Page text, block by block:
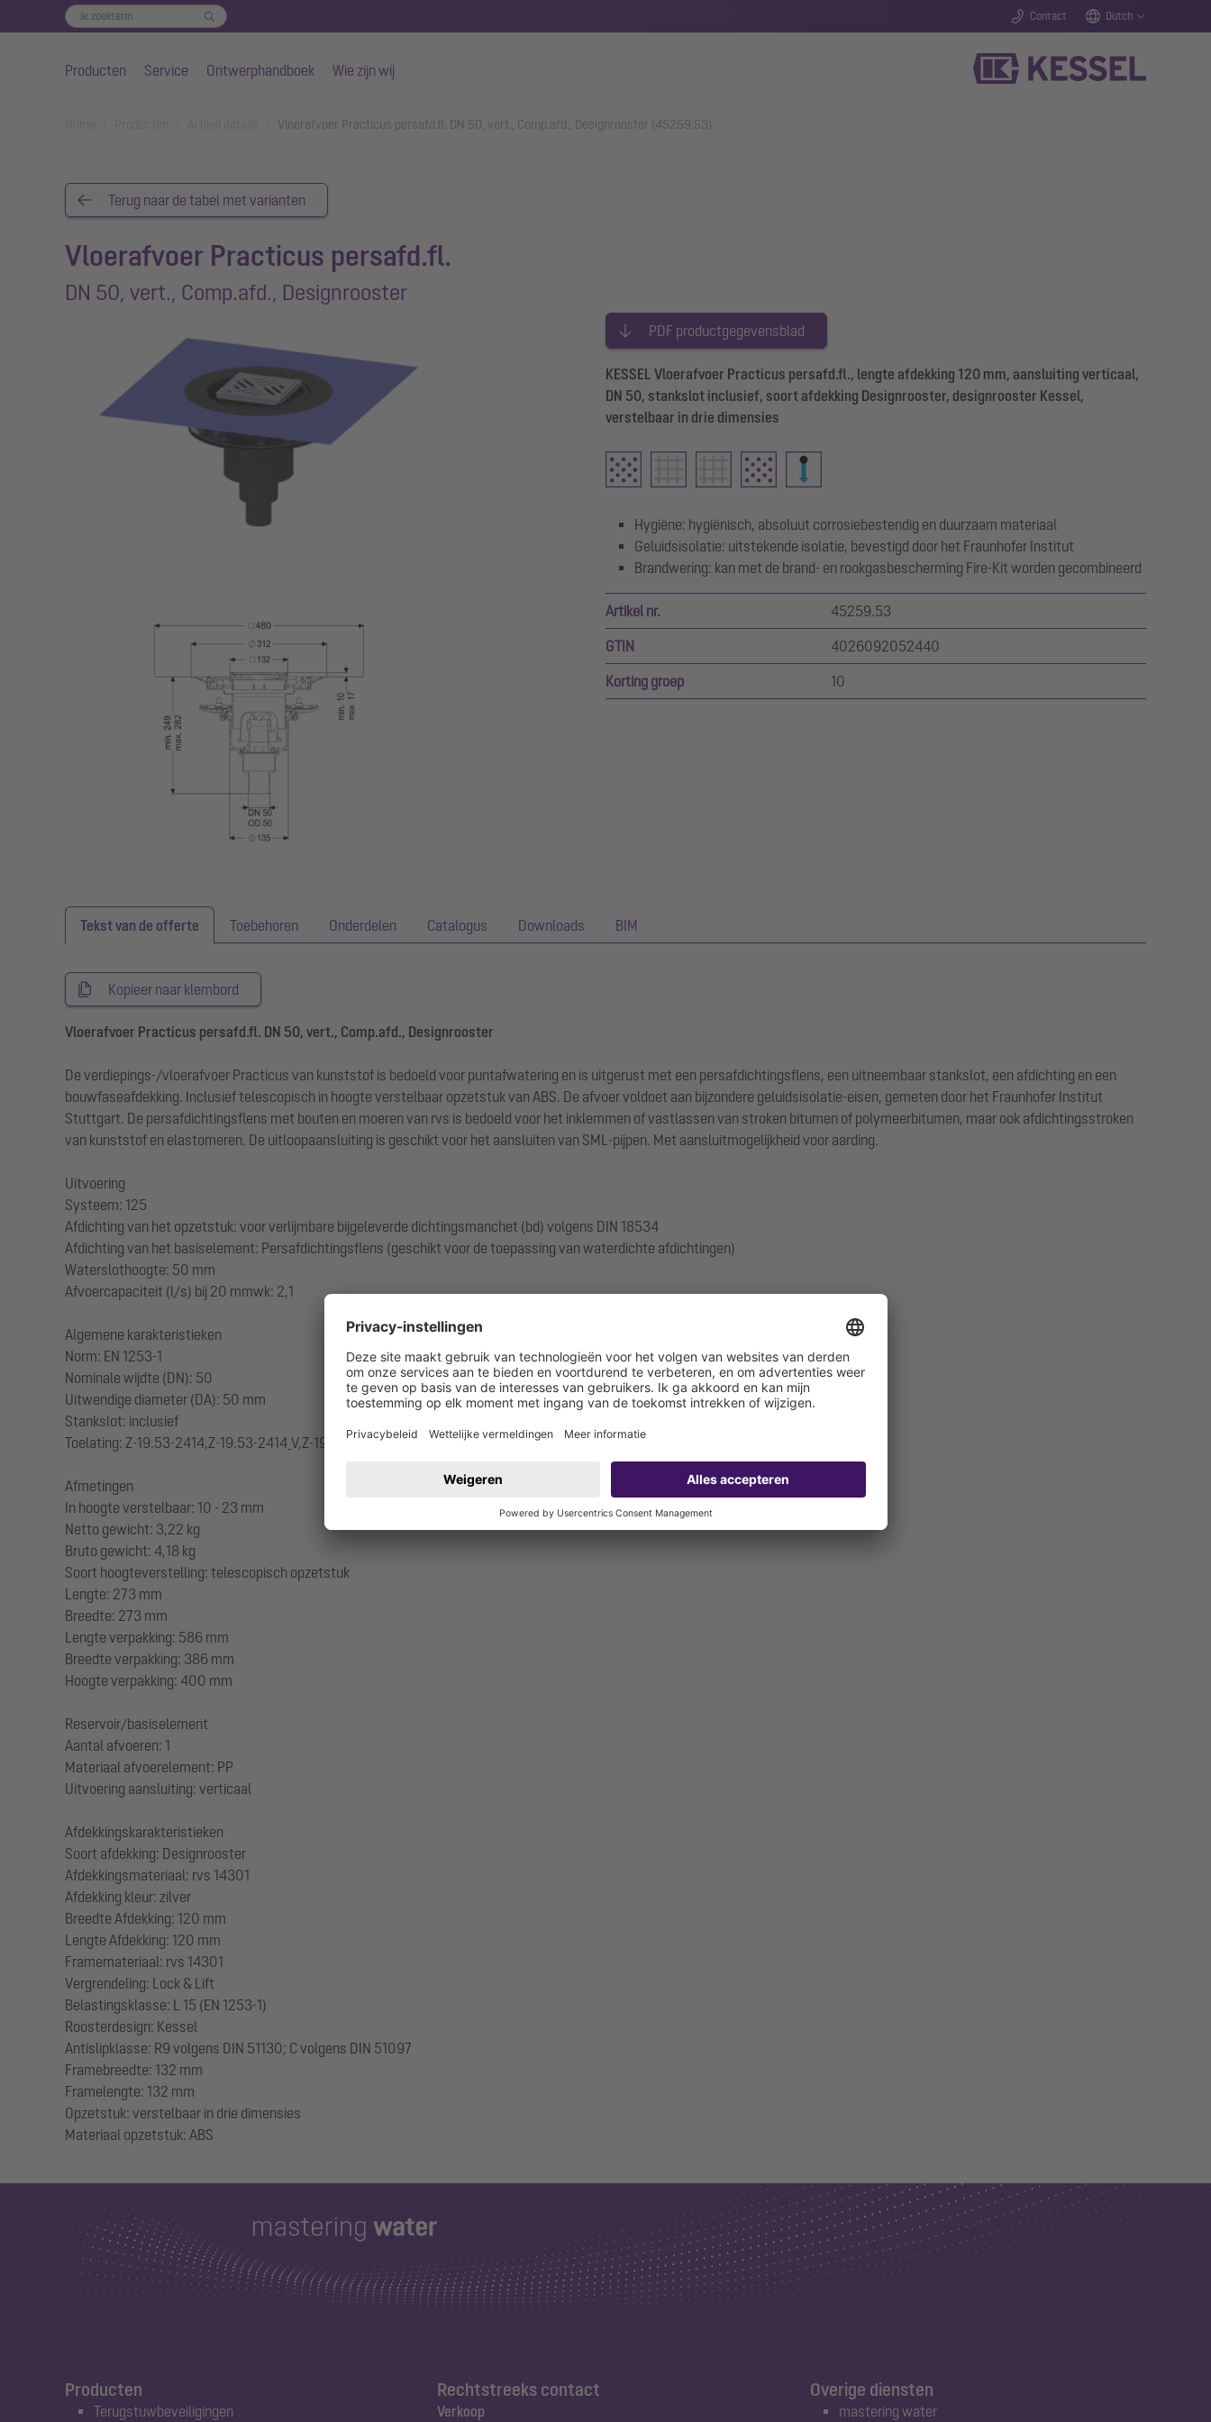
Contact Dutch
Producten Service Ontwerphandboek Wie zijn wij
Vloerafvoer Practicus persafd.fl. DN 50, vert., Comp.afd., Designrooster (45259.53)
Terug naar de tabel met varianten
Vloerafvoer Practicus persafd.fl.
DN 50, vert., Comp.afd., Designrooster
PDF productgegevensblad
KESSEL Vloerafvoer Practicus persafd.fl., lengte afdekking 120 mm, aansluiting verticaal,
DN 50, stankslot inclusief, soort afdekking Designrooster, designrooster Kessel,
verstelbaar in drie dimensies
Hygiëne: hygiënisch, absoluut corrosiebestendig en duurzaam materiaal
Geluidsisolatie: uitstekende isolatie, bevestigd door het Fraunhofer Institut
Brandwering: kan met de brand- en rookgasbescherming Fire-Kit worden gecombineerd
Artikel nr. 45259.53
GTIN 4026092052440
Korting groep 10
Tekst van de offerte Toebehoren Onderdelen Catalogus Downloads BIM
Kopieer naar klembord
Vloerafvoer Practicus persafd.fl. DN 50, vert., Comp.afd., Designrooster
De verdiepings-/vloerafvoer Practicus van kunststof is bedoeld voor puntafwatering en is uitgerust met een persafdichtingsflens, een uitneembaar stankslot, een afdichting en een
bouwfaseafdekking. Inclusief telescopisch in hoogte verstelbaar opzetstuk van ABS. De afvoer voldoet aan bijzondere geluidsisolatie-eisen, gemeten door het Fraunhofer Institut
Stuttgart. De persafdichtingsflens met bouten en moeren van rvs is bedoeld voor het inklemmen of vastlassen van stroken bitumen of polymeerbitumen, maar ook afdichtingsstroken
van kunststof en elastomeren. De uitloopaansluiting is geschikt voor het aansluiten van SML-pijpen. Met aansluitmogelijkheid voor aarding.
Uitvoering
Systeem: 125
Afdichting van het opzetstuk: voor verlijmbare bijgeleverde dichtingsmanchet (bd) volgens DIN 18534
Afdichting van het basiselement: Persafdichtingsflens (geschikt voor de toepassing van waterdichte afdichtingen)
Waterslothoogte: 50 mm
Afvoercapaciteit (l/s) bij 20 mmwk: 2,1
Algemene karakteristieken
Norm: EN 1253-1
Nominale wijdte (DN): 50
Uitwendige diameter (DA): 50 mm
Stankslot: inclusief
Toelating: Z-19.53-2414,Z-19.53-2414_V,Z-19.17-1719,Z-19.17-1719_V
Afmetingen
In hoogte verstelbaar: 10 - 23 mm
Netto gewicht: 3,22 kg
Bruto gewicht: 4,18 kg
Soort hoogteverstelling: telescopisch opzetstuk
Lengte: 273 mm
Breedte: 273 mm
Lengte verpakking: 586 mm
Breedte verpakking: 386 mm
Hoogte verpakking: 400 mm
Reservoir/basiselement
Aantal afvoeren: 1
Materiaal afvoerelement: PP
Uitvoering aansluiting: verticaal
Afdekkingskarakteristieken
Soort afdekking: Designrooster
Afdekkingsmateriaal: rvs 14301
Afdekking kleur: zilver
Breedte Afdekking: 120 mm
Lengte Afdekking: 120 mm
Framemateriaal: rvs 14301
Vergrendeling: Lock & Lift
Belastingsklasse: L 15 (EN 1253-1)
Roosterdesign: Kessel
Antislipklasse: R9 volgens DIN 51130; C volgens DIN 51097
Framebreedte: 132 mm
Framelengte: 132 mm
Opzetstuk: verstelbaar in drie dimensies
Producten
Terugstuwbeveiligingen
Rechtstreeks contact
Verkoop
Overige diensten
mastering water